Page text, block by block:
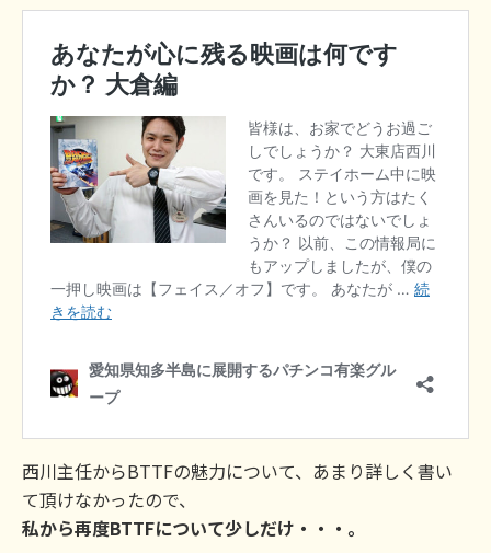
西川主任からBTTFの魅力について、あまり詳しく書い
て頂けなかったので、
私から再度BTTFについて少しだけ・・・。